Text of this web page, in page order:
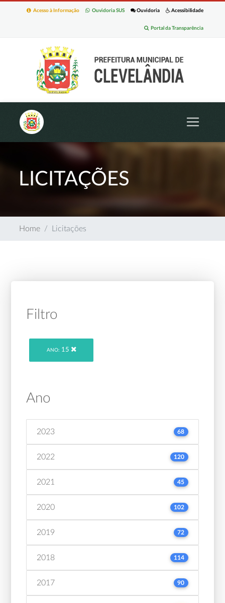
Acessibilidade
Ouvidoria
Ouvidoria SUS
Acesso à Informação
Portal da Transparência
LICITAÇÕES
Home Licitações
Filtro
ANO: 15
Ano
2023 68
2022 120
2021 45
2020 102
2019 72
2018 114
2017 90